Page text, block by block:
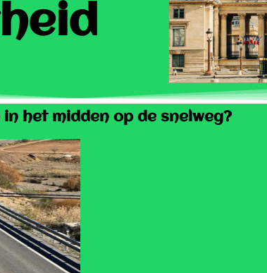
het midden op de snelweg?